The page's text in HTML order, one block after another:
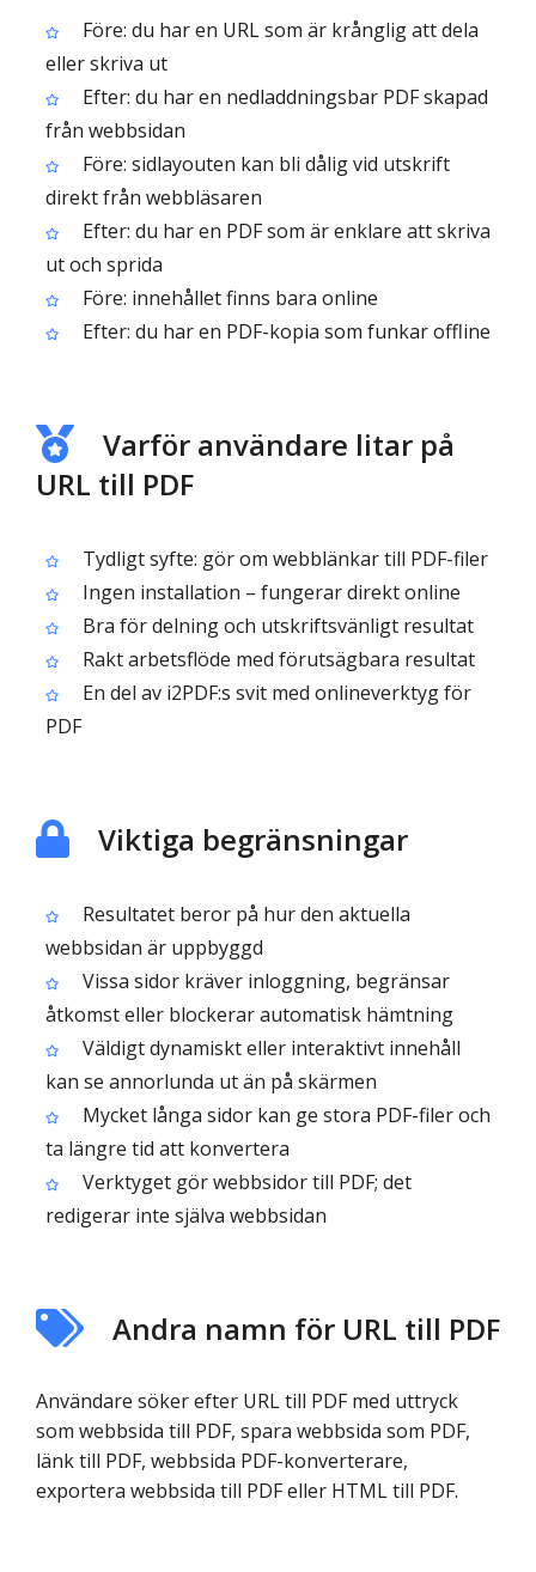
Före: du har en URL som är krånglig att dela
eller skriva ut
Efter: du har en nedladdningsbar PDF skapad
från webbsidan
Före: sidlayouten kan bli dålig vid utskrift
direkt från webbläsaren
Efter: du har en PDF som är enklare att skriva
ut och sprida
Före: innehållet finns bara online
Efter: du har en PDF-kopia som funkar offline
Varför användare litar på
URL till PDF
Tydligt syfte: gör om webblänkar till PDF-filer
Ingen installation – fungerar direkt online
Bra för delning och utskriftsvänligt resultat
Rakt arbetsflöde med förutsägbara resultat
En del av i2PDF:s svit med onlineverktyg för
PDF
Viktiga begränsningar
Resultatet beror på hur den aktuella
webbsidan är uppbyggd
Vissa sidor kräver inloggning, begränsar
åtkomst eller blockerar automatisk hämtning
Väldigt dynamiskt eller interaktivt innehåll
kan se annorlunda ut än på skärmen
Mycket långa sidor kan ge stora PDF-filer och
ta längre tid att konvertera
Verktyget gör webbsidor till PDF; det
redigerar inte själva webbsidan
Andra namn för URL till PDF
Användare söker efter URL till PDF med uttryck
som webbsida till PDF, spara webbsida som PDF,
länk till PDF, webbsida PDF-konverterare,
exportera webbsida till PDF eller HTML till PDF.